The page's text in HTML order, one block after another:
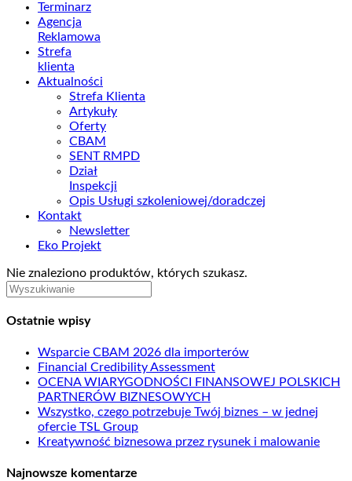
Terminarz
Agencja
Reklamowa
Strefa
klienta
Aktualności
Strefa Klienta
Artykuły
Oferty
CBAM
SENT RMPD
Dział
Inspekcji
Opis Usługi szkoleniowej/doradczej
Kontakt
Newsletter
Eko Projekt
Nie znaleziono produktów, których szukasz.
Ostatnie wpisy
Wsparcie CBAM 2026 dla importerów
Financial Credibility Assessment
OCENA WIARYGODNOŚCI FINANSOWEJ POLSKICH
PARTNERÓW BIZNESOWYCH
Wszystko, czego potrzebuje Twój biznes – w jednej
ofercie TSL Group
Kreatywność biznesowa przez rysunek i malowanie
Najnowsze komentarze